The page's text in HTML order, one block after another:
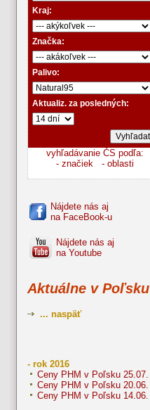
Kraj:
Značka:
Palivo:
Aktualiz. za posledných:
vyhľadávanie ČS podľa:
- značiek
- oblasti
Nájdete nás aj
na FaceBook-u
Nájdete nás aj
na Youtube
Aktuálne v Poľsku
... naspäť
- rok 2016
Ceny PHM v Poľsku 25.07.
Ceny PHM v Poľsku 20.06.
Ceny PHM v Poľsku 14.06.